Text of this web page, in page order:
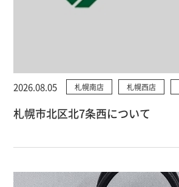
2026.08.05 札幌南店 札幌西店
札幌市北区北7条西について